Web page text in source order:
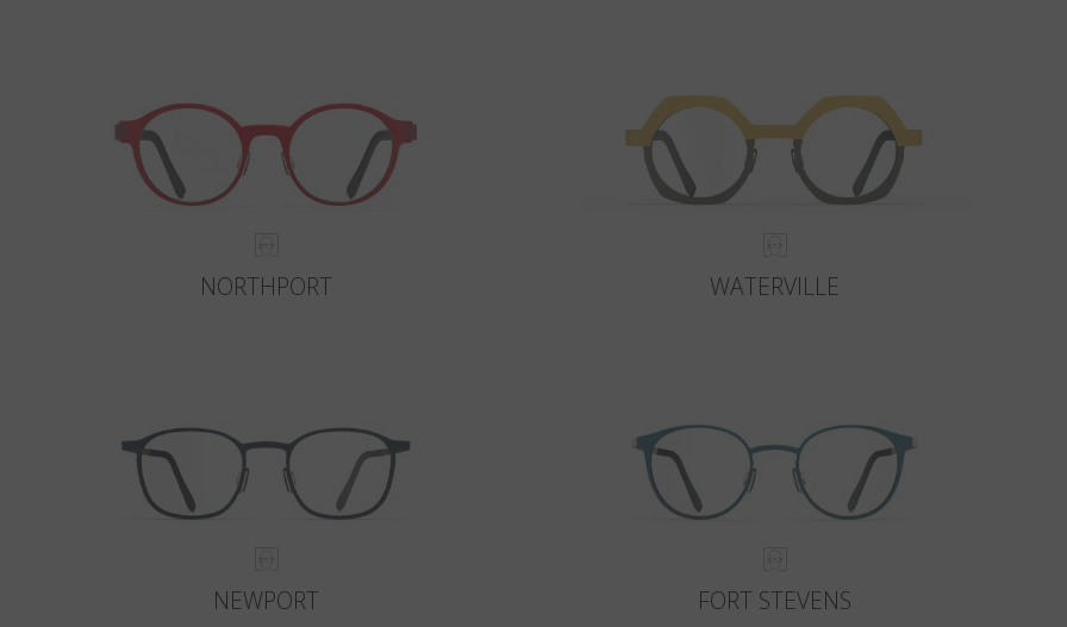
NORTHPORT WATERVILLE
NEWPORT FORT STEVENS